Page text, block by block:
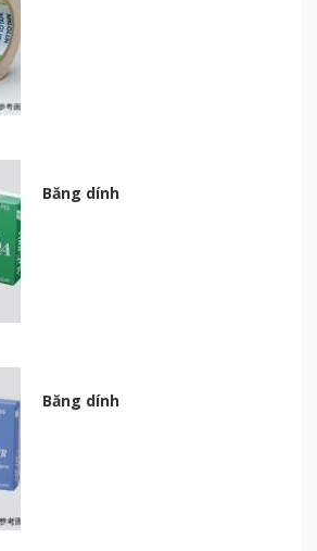
Băng dính
Băng dính